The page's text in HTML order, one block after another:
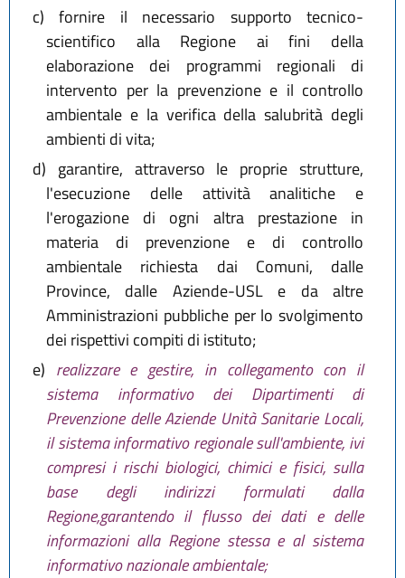
c) fornire il necessario supporto tecnico-
scientifico alla Regione ai fini della
elaborazione dei programmi regionali di
intervento per la prevenzione e il controllo
ambientale e la verifica della salubrità degli
ambienti di vita;
d) garantire, attraverso le proprie strutture,
l'esecuzione delle attività analitiche e
l'erogazione di ogni altra prestazione in
materia di prevenzione e di controllo
ambientale richiesta dai Comuni, dalle
Province, dalle Aziende-USL e da altre
Amministrazioni pubbliche per lo svolgimento
dei rispettivi compiti di istituto;
e) realizzare e gestire, in collegamento con il
sistema informativo dei Dipartimenti di
Prevenzione delle Aziende Unità Sanitarie Locali,
il sistema informativo regionale sull'ambiente, ivi
compresi i rischi biologici, chimici e fisici, sulla
base degli indirizzi formulati dalla
Regione,garantendo il flusso dei dati e delle
informazioni alla Regione stessa e al sistema
informativo nazionale ambientale;